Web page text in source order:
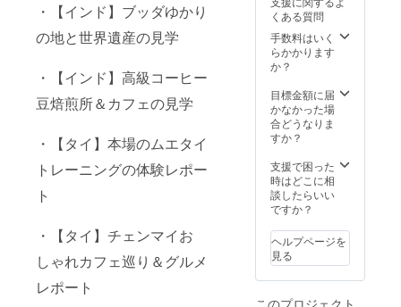
・【インド】ブッダゆかり
の地と世界遺産の見学
・【インド】高級コーヒー
豆焙煎所＆カフェの見学
・【タイ】本場のムエタイ
トレーニングの体験レポー
ト
・【タイ】チェンマイお
しゃれカフェ巡り＆グルメ
レポート
発送の
報告を
させて
いただ
くある質問
手数料はいく
らかかります
か？
目標金額に届
かなかった場
合どうなりま
すか？
支援で困った
時はどこに相
談したらいい
ですか？
ヘルプページを
見る
このプロジェクト